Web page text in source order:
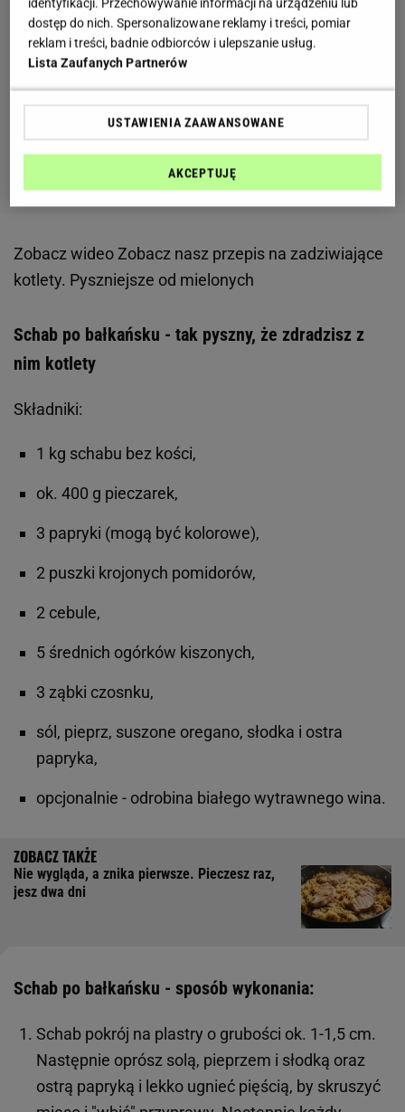
Zobacz wideoZobacz nasz przepis na zadziwiające
kotlety. Pyszniejsze od mielonych
Schab po bałkańsku - tak pyszny, że zdradzisz z
nim kotlety
Składniki:
1 kg schabu bez kości,
ok. 400 g pieczarek,
3 papryki (mogą być kolorowe),
2 puszki krojonych pomidorów,
2 cebule,
5 średnich ogórków kiszonych,
3 ząbki czosnku,
sól, pieprz, suszone oregano, słodka i ostra
papryka,
opcjonalnie - odrobina białego wytrawnego wina.
Nie wygląda, a znika pierwsze. Pieczesz raz,
jesz dwa dni
Schab po bałkańsku - sposób wykonania:
Schab pokrój na plastry o grubości ok. 1-1,5 cm.
Następnie oprósz solą, pieprzem i słodką oraz
ostrą papryką i lekko ugnieć pięścią, by skruszyć
dostęp do nich. Spersonalizowane reklamy i treści, pomiar
reklam i treści, badnie odbiorców i ulepszanie usług.
Lista Zaufanych Partnerów
USTAWIENIA ZAAWANSOWANE
AKCEPTUJĘ